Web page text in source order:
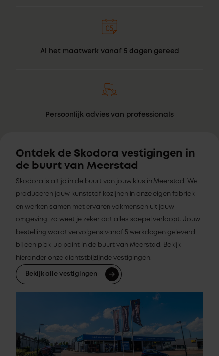
Al het maatwerk vanaf 5 dagen gereed
Persoonlijk advies van professionals
Ontdek de Skodora vestigingen in
de buurt van Meerstad
Skodora is altijd in de buurt van jouw klus in Meerstad. We
produceren jouw kunststof kozijnen in onze eigen fabriek
en werken samen met ervaren vakmensen uit jouw
omgeving, zo weet je zeker dat alles soepel verloopt. Jouw
bestelling wordt vervolgens vanaf 5 werkdagen geleverd
bij een pick-up point in de buurt van Meerstad. Bekijk
hieronder onze dichtstbijzijnde vestigingen.
Bekijk alle vestigingen